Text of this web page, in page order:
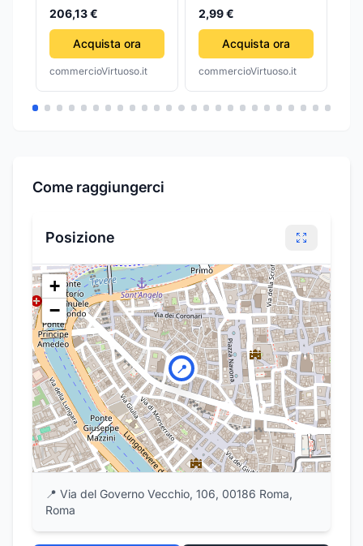
206,13 €
Acquista ora
commercioVirtuoso.it
500G EDEN_0728
DECORAZIONE
ACQUARIO
2,99 €
Acquista ora
commercioVirtuoso.it
Come raggiungerci
Posizione
📍
+
−
📍 Via del Governo Vecchio, 106, 00186 Roma,
Roma